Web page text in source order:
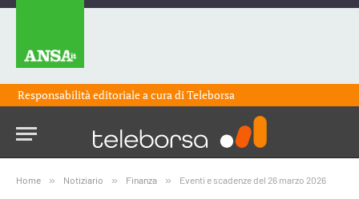
Responsabilità editoriale a cura diTeleborsa
Home » Notiziario » Finanza » Eventi e scadenze del 26 marzo 2026